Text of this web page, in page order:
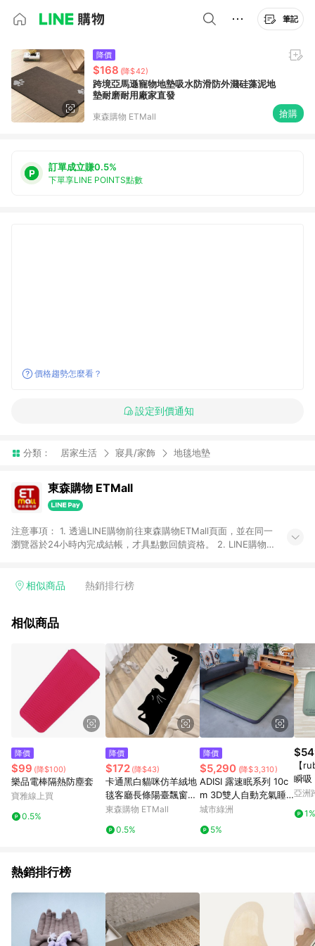
筆記
降價
$168 (降$42)
跨境亞馬遜寵物地墊吸水防滑防外濺硅藻泥地
墊耐磨耐用廠家直發
東森購物 ETMall 搶購
訂單成立賺0.5%
下單享LINE POINTS點數
價格趨勢怎麼看？
設定到價通知
分類： 居家生活 寢具/家飾 地毯地墊
東森購物 ETMall
注意事項： 1. 透過LINE購物前往東森購物ETMall頁面，並在同一
瀏覽器於24小時內完成結帳，才具點數回饋資格。 2. LINE購物
單，皆不在點數回饋範圍內。 3. 如購買以下類別商品，將無法獲
球嚴選、商城、專案商品、「草莓網」全館商品。 4. 如取消訂
回饋。 5. 點數回饋會扣除所有折扣優惠後之最終發票金額計算，
實際回饋請依LINE購物通知為主。 6. 訂單如有使用東森購物
ETMall站內之折扣優惠(包含但不限於東森幣、樂透金、東森現金
券等)，不具點數回饋資格。詳細請依東森購物ETMall之結帳頁面
顯示為準。 7. LINE購物設有「單一商品最高回饋點數」機制(特
殊活動時開放「回饋無上限」)，以同一訂單中同一商品不論件數
計算，並依訂單成立時間當下LINE購物所設定的回饋機制為準。
如顯示之商品規格、顏色、價位、贈品與東森購物ETMall銷售網
頁不符，以銷售網頁標示為準。 9. 若有贈點爭議，請務必於訂單
日期+180天以內至LINE購物客服洽詢；若超過180天(含)以上進
行申訴，恕無法贈點回饋。 10. 部分點數紅包僅限指定商品使
用，或不適用於無回饋商品。各點數紅包之適用商品與使用條件
請依點數紅包頁面規則為準。
相似商品 熱銷排行榜
相似商品
降價
$99 (降$100)
樂品電棒隔熱防塵套
寶雅線上買
0.5%
降價
$172 (降$43)
卡通黑白貓咪仿羊絨地
毯客廳長條陽臺飄窗墊
臥室床邊毯防滑地墊
東森購物 ETMall
0.5%
降價
$5,290 (降$3,310)
ADISI 露速眠系列 10c
m 3D雙人自動充氣睡
墊7819-528R / (登山
營睡墊)
城市綠洲
5%
【
瞬吸
墊
亞洲
1%
熱銷排行榜